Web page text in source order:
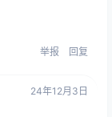
举报 回复
24年12月3日